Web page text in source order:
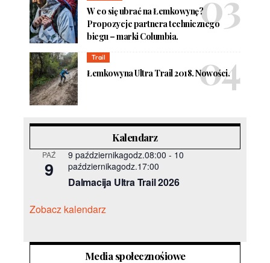
W co się ubrać na Łemkowynę?
Propozycje partnera technicznego
biegu – marki Columbia.
Trail
Łemkowyna Ultra Trail 2018. Nowości.
Kalendarz
PAŹ
9
9 październikagodz.08:00 - 10
październikagodz.17:00
Dalmacija Ultra Trail 2026
Zobacz kalendarz
Media społecznośiowe